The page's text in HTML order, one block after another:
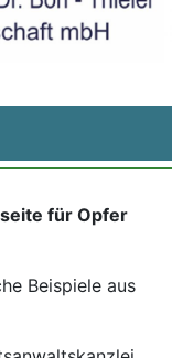
für Opfer
Beispiele aus